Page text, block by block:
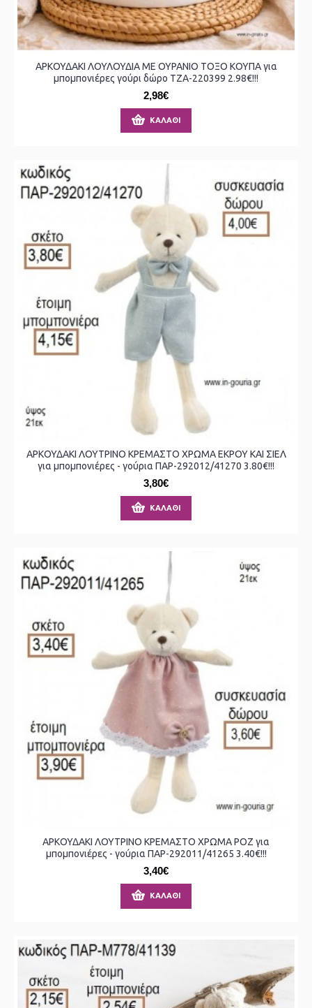
ΑΡΚΟΥΔΑΚΙ ΛΟΥΛΟΥΔΙΑ ΜΕ ΟΥΡΑΝΙΟ ΤΟΞΟ ΚΟΥΠΑ για
μπομπονιέρες γούρι δώρο ΤΖΑ-220399 2.98€!!!
2,98€
ΚΑΛΆΘΙ
ΑΡΚΟΥΔΑΚΙ ΛΟΥΤΡΙΝΟ ΚΡΕΜΑΣΤΟ ΧΡΩΜΑ ΕΚΡΟΥ ΚΑΙ ΣΙΕΛ
για μπομπονιέρες - γούρια ΠΑΡ-292012/41270 3.80€!!!
3,80€
ΚΑΛΆΘΙ
ΑΡΚΟΥΔΑΚΙ ΛΟΥΤΡΙΝΟ ΚΡΕΜΑΣΤΟ ΧΡΩΜΑ ΡΟΖ για
μπομπονιέρες - γούρια ΠΑΡ-292011/41265 3.40€!!!
3,40€
ΚΑΛΆΘΙ